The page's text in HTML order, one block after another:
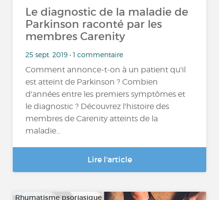
Le diagnostic de la maladie de
Parkinson raconté par les
membres Carenity
25 sept. 2019 • 1 commentaire
Comment annonce-t-on à un patient qu'il
est atteint de Parkinson ? Combien
d'années entre les premiers symptômes et
le diagnostic ? Découvrez l'histoire des
membres de Carenity atteints de la
maladie...
Lire l'article
Rhumatisme psoriasique